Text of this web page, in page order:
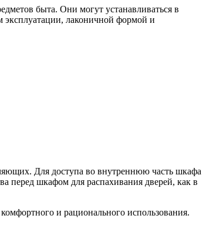
быта. Они могут устанавливаться в
эксплуатации, лаконичной формой и
Для доступа во внутреннюю часть шкафа
перед шкафом для распахивания дверей, как в
и рационального использования.